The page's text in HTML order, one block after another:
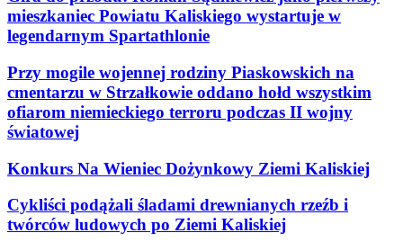
mieszkaniec Powiatu Kaliskiego wystartuje w
legendarnym Spartathlonie
Przy mogile wojennej rodziny Piaskowskich na
cmentarzu w Strzałkowie oddano hołd wszystkim
ofiarom niemieckiego terroru podczas II wojny
światowej
Konkurs Na Wieniec Dożynkowy Ziemi Kaliskiej
Cykliści podążali śladami drewnianych rzeźb i
twórców ludowych po Ziemi Kaliskiej